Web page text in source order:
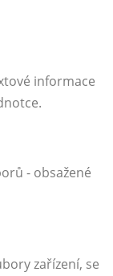
informace
- obsažené
zařízení, se